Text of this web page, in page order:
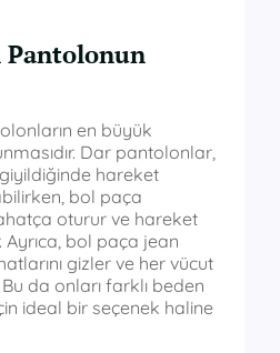
Pantolonun
en büyük
Dar pantolonlar,
hareket
bol paça
oturur ve hareket
Ayrıca, bol paça jean
gizler ve her vücut
da onları farklı beden
ideal bir seçenek haline